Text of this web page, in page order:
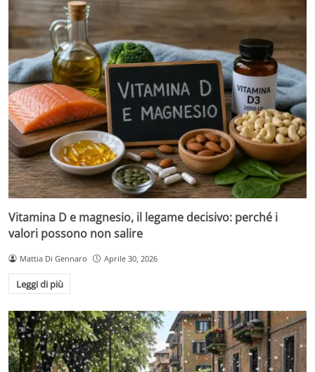
Vitamina D e magnesio, il legame decisivo: perché i
valori possono non salire
Mattia Di Gennaro Aprile 30, 2026
Leggi di più